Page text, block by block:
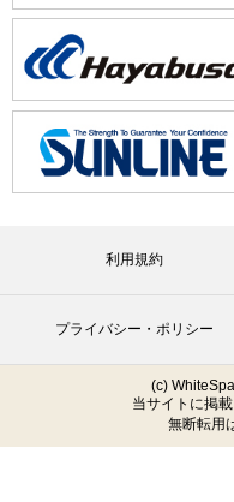
利用規約
プライバシー・ポリシー
(c)
当サイトに掲
無断転用